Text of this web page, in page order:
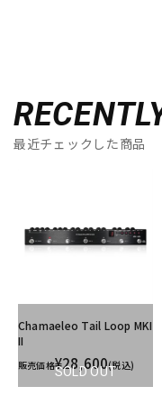
最近チェックした商品
SOLD OUT
Chamaeleo Tail Loop MKI
II
販売価格¥28,600(税込)